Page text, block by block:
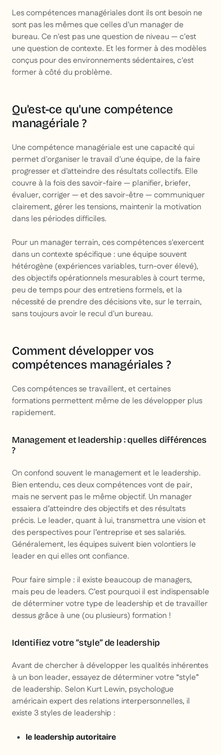
Les compétences managériales dont ils ont besoin ne
sont pas les mêmes que celles d'un manager de
bureau. Ce n'est pas une question de niveau — c'est
une question de contexte. Et les former à des modèles
conçus pour des environnements sédentaires, c'est
former à côté du problème.
Qu'est-ce qu'une compétence
managériale ?
Une compétence managériale est une capacité qui
permet d'organiser le travail d'une équipe, de la faire
progresser et d'atteindre des résultats collectifs. Elle
couvre à la fois des savoir-faire — planifier, briefer,
évaluer, corriger — et des savoir-être — communiquer
clairement, gérer les tensions, maintenir la motivation
dans les périodes difficiles.
Pour un manager terrain, ces compétences s'exercent
dans un contexte spécifique : une équipe souvent
hétérogène (expériences variables, turn-over élevé),
des objectifs opérationnels mesurables à court terme,
peu de temps pour des entretiens formels, et la
nécessité de prendre des décisions vite, sur le terrain,
sans toujours avoir le recul d'un bureau.
Comment développer vos
compétences managériales ?
Ces compétences se travaillent, et certaines
formations permettent même de les développer plus
rapidement.
Management et leadership : quelles différences
?
On confond souvent le management et le leadership.
Bien entendu, ces deux compétences vont de pair,
mais ne servent pas le même objectif. Un manager
essaiera d’atteindre des objectifs et des résultats
précis. Le leader, quant à lui, transmettra une vision et
des perspectives pour l’entreprise et ses salariés.
Généralement, les équipes suivent bien volontiers le
leader en qui elles ont confiance.
Pour faire simple : il existe beaucoup de managers,
mais peu de leaders. C’est pourquoi il est indispensable
de déterminer votre type de leadership et de travailler
dessus grâce à une (ou plusieurs) formation !
Identifiez votre “style” de leadership
Avant de chercher à développer les qualités inhérentes
à un bon leader, essayez de déterminer votre “style”
de leadership. Selon Kurt Lewin, psychologue
américain expert des relations interpersonnelles, il
existe 3 styles de leadership :
le leadership autoritaire